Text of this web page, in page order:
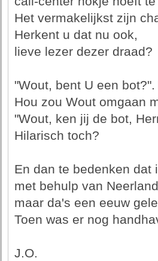
Het vermakelijkst zijn
Herkent u dat nu ook,
lieve lezer dezer draad?
"Wout, bent U een
Hou zou Wout omgaan
"Wout, ken jij de bot,
Hilarisch toch?
En dan te bedenken dat
met behulp van
maar da's een eeuw
Toen was er nog
J.O.